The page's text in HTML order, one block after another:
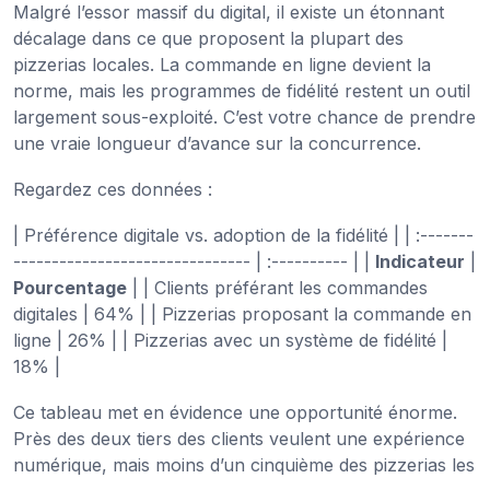
Malgré l’essor massif du digital, il existe un étonnant
décalage dans ce que proposent la plupart des
pizzerias locales. La commande en ligne devient la
norme, mais les programmes de fidélité restent un outil
largement sous-exploité. C’est votre chance de prendre
une vraie longueur d’avance sur la concurrence.
Regardez ces données :
| Préférence digitale vs. adoption de la fidélité | | :-------
------------------------------- | :---------- | | Indicateur
Pourcentage | | Clients préférant les commandes
digitales | 64% | | Pizzerias proposant la commande en
ligne | 26% | | Pizzerias avec un système de fidélité |
18% |
Ce tableau met en évidence une opportunité énorme.
Près des deux tiers des clients veulent une expérience
numérique, mais moins d’un cinquième des pizzerias les